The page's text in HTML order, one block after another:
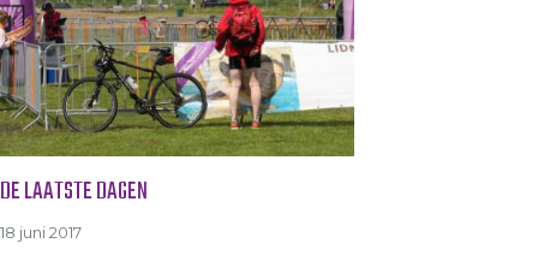
DE LAATSTE DAGEN
18 juni 2017